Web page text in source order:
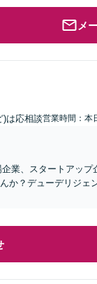
メ
)は応相談営業時間：本
業、スタートアッ
か？デューデリジェ